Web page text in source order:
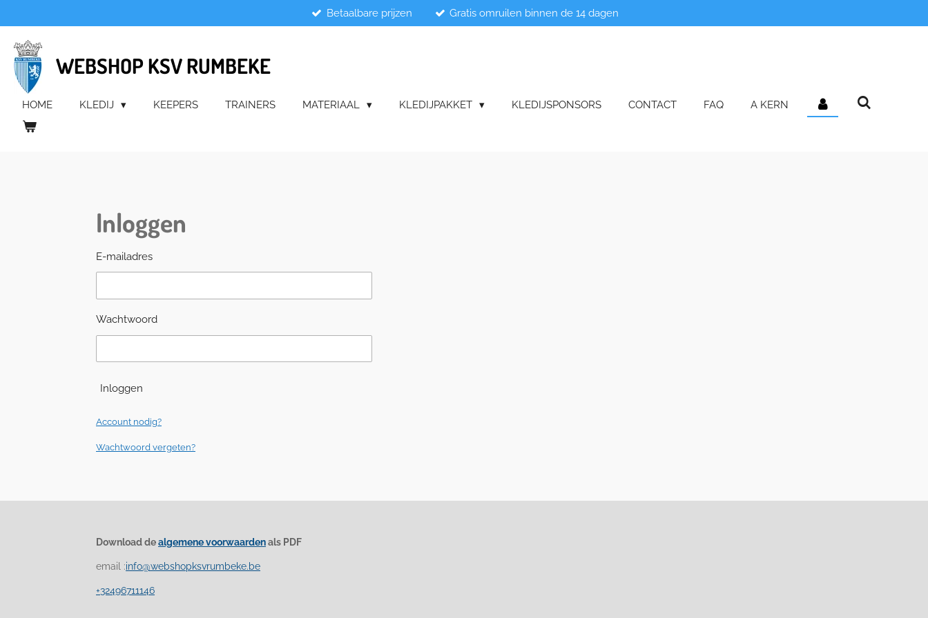
direct
naar
de
hoofdinhoud
Betaalbare prijzen Gratis omruilen binnen de 14 dagen
WEBSHOP KSV RUMBEKE
HOME KLEDIJ KEEPERS TRAINERS MATERIAAL KLEDIJPAKKET KLEDIJSPONSORS CONTACT FAQ A KERN
Inloggen
E-mailadres
Wachtwoord
Inloggen
Account nodig?
Wachtwoord vergeten?
Download dealgemene voorwaardenals PDF
email :info@webshopksvrumbeke.be
+32496711146